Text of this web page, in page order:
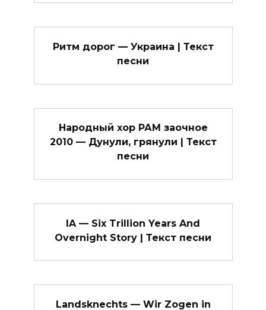
Ритм дорог — Украина | Текст
песни
Народный хор РАМ заочное
2010 — Дунули, грянули | Текст
песни
IA — Six Trillion Years And
Overnight Story | Текст песни
Landsknechts — Wir Zogen in